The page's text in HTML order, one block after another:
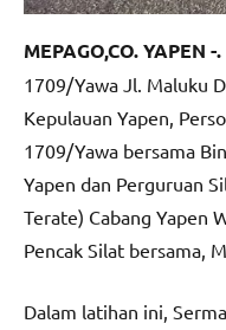
MEPAGO,CO. YAPEN -.
1709/Yawa Jl. Maluku
Kepulauan Yapen,
1709/Yawa bersama
Yapen dan Perguruan
Terate) Cabang Yapen
Pencak Silat bersama,
Dalam latihan ini,